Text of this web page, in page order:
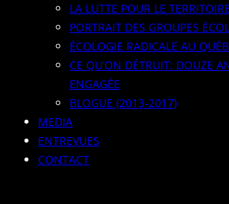
LA LUTTE POUR LE
PORTRAIT DES GROUPES
ÉCOLOGIE RADICALE AU
CE QU’ON DÉTRUIT: DOUZE
ENGAGÉE
BLOGUE (2013-2017)
MEDIA
ENTREVUES
CONTACT